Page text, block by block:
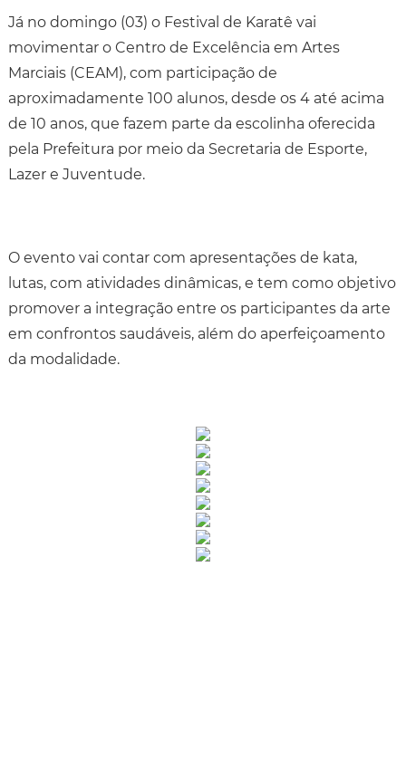
Já no domingo (03) o Festival de Karatê vai
movimentar o Centro de Excelência em Artes
Marciais (CEAM), com participação de
aproximadamente 100 alunos, desde os 4 até acima
de 10 anos, que fazem parte da escolinha oferecida
pela Prefeitura por meio da Secretaria de Esporte,
Lazer e Juventude.
O evento vai contar com apresentações de kata,
lutas, com atividades dinâmicas, e tem como objetivo
promover a integração entre os participantes da arte
em confrontos saudáveis, além do aperfeiçoamento
da modalidade.